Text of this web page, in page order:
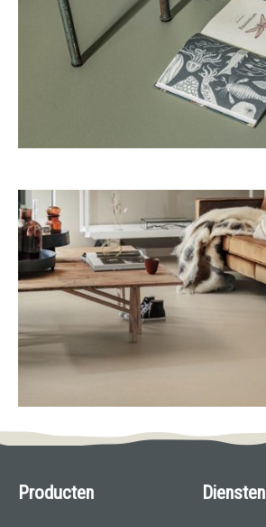
Producten Diensten